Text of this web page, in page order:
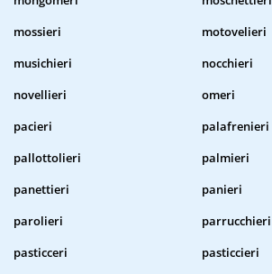
mossieri
motovelieri
musichieri
nocchieri
novellieri
omeri
pacieri
palafrenieri
pallottolieri
palmieri
panettieri
panieri
parolieri
parrucchieri
pasticceri
pasticcieri